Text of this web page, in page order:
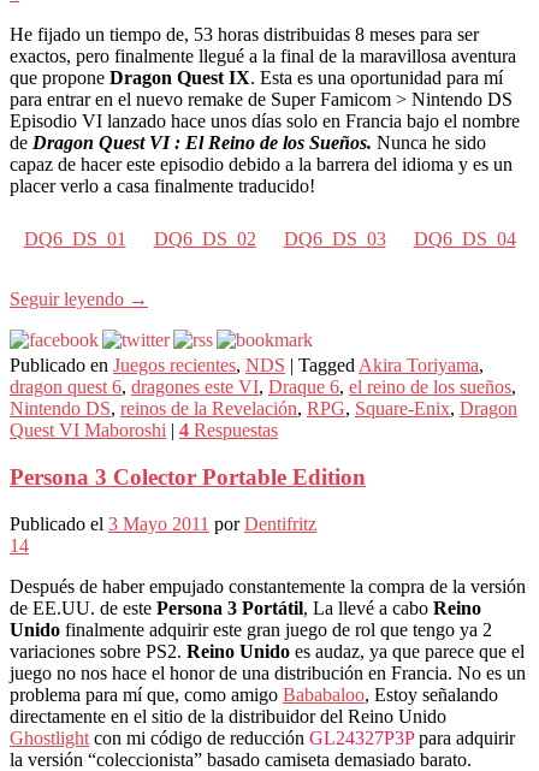
He fijado un tiempo de, 53 horas distribuidas 8 meses para ser
exactos, pero finalmente llegué a la final de la maravillosa aventura
que propone Dragon Quest IX. Esta es una oportunidad para mí
para entrar en el nuevo remake de Super Famicom > Nintendo DS
Episodio VI lanzado hace unos días solo en Francia bajo el nombre
de Dragon Quest VI : El Reino de los Sueños. Nunca he sido
capaz de hacer este episodio debido a la barrera del idioma y es un
placer verlo a casa finalmente traducido!
DQ6_DS_01 DQ6_DS_02 DQ6_DS_03 DQ6_DS_04
Seguir leyendo →
Publicado en Juegos recientes, NDS | Tagged Akira Toriyama,
dragon quest 6, dragones este VI, Draque 6, el reino de los sueños,
Nintendo DS, reinos de la Revelación, RPG, Square-Enix, Dragon
Quest VI Maboroshi | 4 Respuestas
Persona 3 Colector Portable Edition
Publicado el 3 Mayo 2011 porDentifritz
14
Después de haber empujado constantemente la compra de la versión
de EE.UU. de este Persona 3 Portátil, La llevé a cabo Reino
Unido finalmente adquirir este gran juego de rol que tengo ya 2
variaciones sobre PS2. Reino Unido es audaz, ya que parece que el
juego no nos hace el honor de una distribución en Francia. No es un
problema para mí que, como amigo Bababaloo, Estoy señalando
directamente en el sitio de la distribuidor del Reino Unido
Ghostlight con mi código de reducción GL24327P3Ppara adquirir
la versión “coleccionista” basado camiseta demasiado barato.